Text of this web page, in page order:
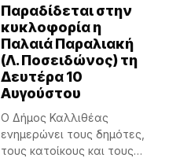
Παραδίδεται στην
κυκλοφορία η
Παλαιά Παραλιακή
(Λ. Ποσειδώνος) τη
Δευτέρα 10
Αυγούστου
Ο Δήμος Καλλιθέας
ενημερώνει τους δημότες,
τους κατοίκους και τους